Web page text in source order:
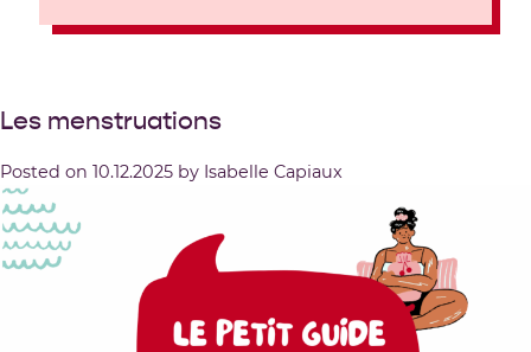
Les menstruations
Posted on 10.12.2025 by Isabelle Capiaux